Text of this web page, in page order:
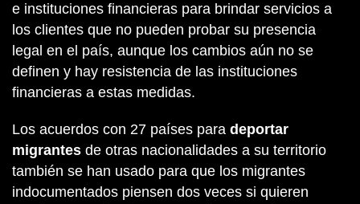
e instituciones financieras para brindar servicios a
los clientes que no pueden probar su presencia
legal en el país, aunque los cambios aún no se
definen y hay resistencia de las instituciones
financieras a estas medidas.
Los acuerdos con 27 países para deportar
migrantes de otras nacionalidades a su territorio
también se han usado para que los migrantes
indocumentados piensen dos veces si quieren